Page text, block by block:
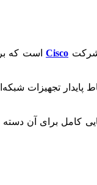
Ciscoاست که
کامل برای آن دسته